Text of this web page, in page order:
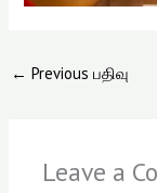
← Previous பதிவு
Leave a